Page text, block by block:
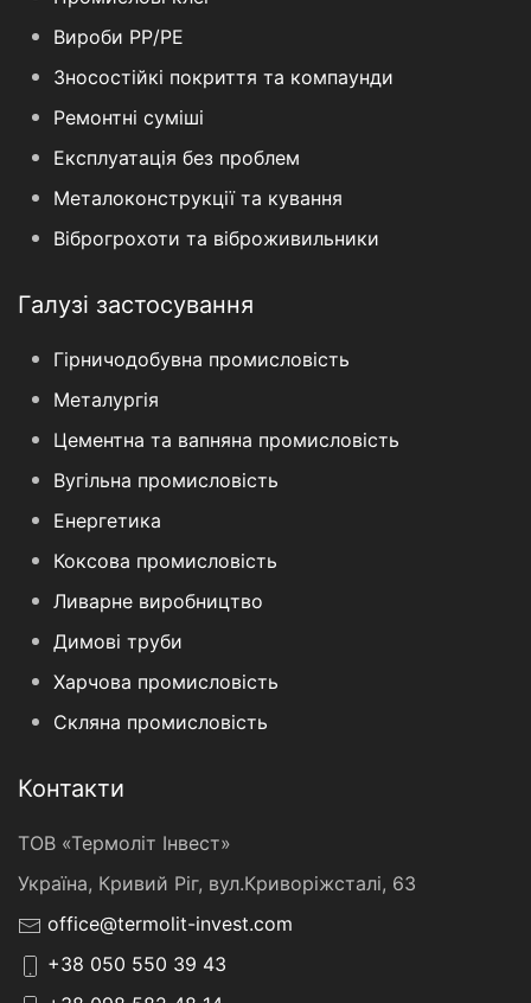
Вироби PP/PE
Зносостійкі покриття та компаунди
Ремонтні суміші
Експлуатація без проблем
Металоконструкції та кування
Віброгрохоти та віброживильники
Галузі застосування
Гірничодобувна промисловість
Металургія
Цементна та вапняна промисловість
Вугільна промисловість
Енергетика
Коксова промисловість
Ливарне виробництво
Димові труби
Харчова промисловість
Скляна промисловість
Контакти
ТОВ «Термоліт Інвест»
Україна, Кривий Ріг, вул.Криворіжсталі, 63
office@termolit-invest.com
+38 050 550 39 43